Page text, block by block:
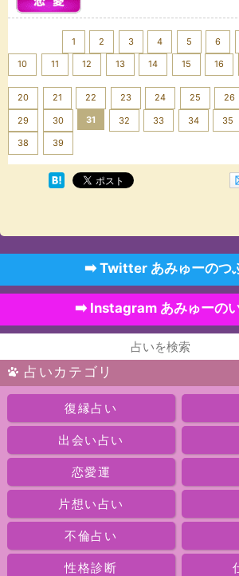
1 2 3 4 5 6
10 11 12 13 14 15 16
20 21 22 23 24 25 26
29 30 31 32 33 34 35
38 39
➡️ Twitter あみゅーのつ
➡️ Instagram あみゅーの
占いカテゴリ
復縁占い
出会い占い
恋愛運
片想い占い
不倫占い
性格診断